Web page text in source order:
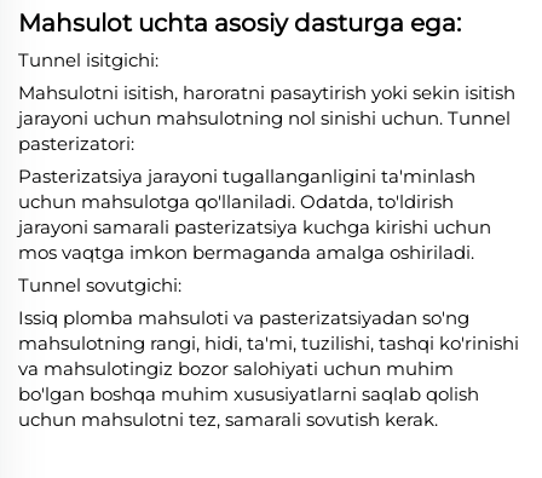
Mahsulot uchta asosiy dasturga ega:
Tunnel isitgichi:
Mahsulotni isitish, haroratni pasaytirish yoki sekin isitish
jarayoni uchun mahsulotning nol sinishi uchun. Tunnel
pasterizatori:
Pasterizatsiya jarayoni tugallanganligini ta'minlash
uchun mahsulotga qo'llaniladi. Odatda, to'ldirish
jarayoni samarali pasterizatsiya kuchga kirishi uchun
mos vaqtga imkon bermaganda amalga oshiriladi.
Tunnel sovutgichi:
Issiq plomba mahsuloti va pasterizatsiyadan so'ng
mahsulotning rangi, hidi, ta'mi, tuzilishi, tashqi ko'rinishi
va mahsulotingiz bozor salohiyati uchun muhim
bo'lgan boshqa muhim xususiyatlarni saqlab qolish
uchun mahsulotni tez, samarali sovutish kerak.